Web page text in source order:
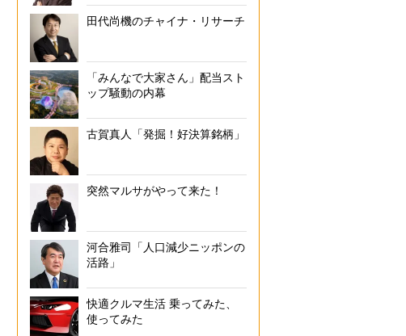
田代尚機のチャイナ・リサーチ
「みんなで大家さん」配当スト
ップ騒動の内幕
古賀真人「発掘！好決算銘柄」
突然マルサがやって来た！
河合雅司「人口減少ニッポンの
活路」
快適クルマ生活 乗ってみた、
使ってみた